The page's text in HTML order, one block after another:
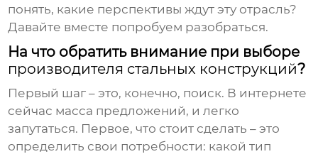
понять, какие перспективы ждут эту отрасль?
Давайте вместе попробуем разобраться.
На что обратить внимание при выборе
производителя стальных конструкций?
Первый шаг – это, конечно, поиск. В интернете
сейчас масса предложений, и легко
запутаться. Первое, что стоит сделать – это
определить свои потребности: какой тип